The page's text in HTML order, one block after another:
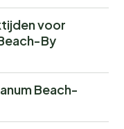
voor
By
Beach-